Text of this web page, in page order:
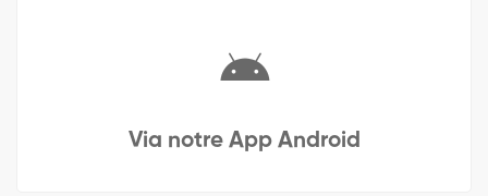
Via notre App Android